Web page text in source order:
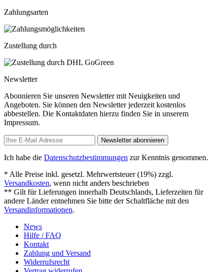
Zahlungsarten
Zustellung durch
Newsletter
Abonnieren Sie unseren Newsletter mit Neuigkeiten und
Angeboten. Sie können den Newsletter jederzeit kostenlos
abbestellen. Die Kontaktdaten hierzu finden Sie in unserem
Impressum.
Newsletter abonnieren
Ich habe die Datenschutzbestimmungen zur Kenntnis genommen.
* Alle Preise inkl. gesetzl. Mehrwertsteuer (19%) zzgl.
Versandkosten, wenn nicht anders beschrieben
** Gilt für Lieferungen innerhalb Deutschlands, Lieferzeiten für
andere Länder entnehmen Sie bitte der Schaltfläche mit den
Versandinformationen.
News
Hilfe / FAQ
Kontakt
Zahlung und Versand
Widerrufsrecht